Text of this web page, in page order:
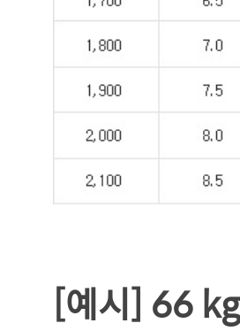
[예시] 66